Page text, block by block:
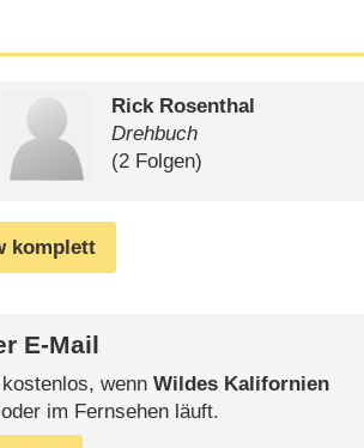
Rick Rosenthal
Drehbuch
(2 Folgen)
komplett
E-Mail
wenn Wildes Kalifornien
im Fernsehen läuft.